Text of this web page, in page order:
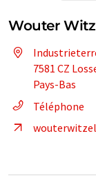
Wouter
7581 CZ
Pays-Bas
Téléphone